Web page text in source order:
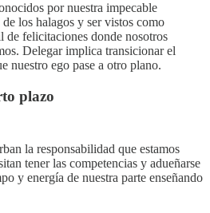
por nuestra impecable
los halagos y ser vistos como
de felicitaciones donde nosotros
Delegar implica transicionar el
nuestro ego pase a otro plano.
plazo
la responsabilidad que estamos
tener las competencias y adueñarse
y energía de nuestra parte enseñando